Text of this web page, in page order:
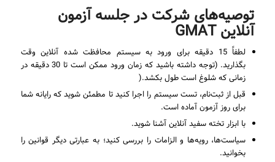
توصیه‌های شرکت در جلسه آزمون
آنلاین GMAT
لطفاً 15 دقیقه برای ورود به سیستم محافظت شده آنلاین وقت
بگذارید. (توجه داشته باشید که زمان ورود ممکن است تا 30 دقیقه در
زمانی که شلوغ است طول بکشد.(
قبل از ثبت‌نام، تست سیستم را اجرا کنید تا مطمئن شوید که رایانه شما
برای روز آزمون آماده است.
با ابزار تخته سفید آنلاین آشنا شوید.
سیاست‌ها، رویه‌ها و الزامات را بررسی کنید؛ به عبارتی دیگر قوانین را
بخوانید.